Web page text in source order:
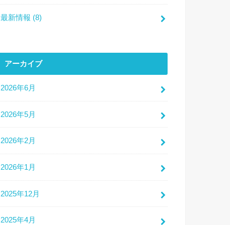
最新情報 (8)
アーカイブ
2026年6月
2026年5月
2026年2月
2026年1月
2025年12月
2025年4月